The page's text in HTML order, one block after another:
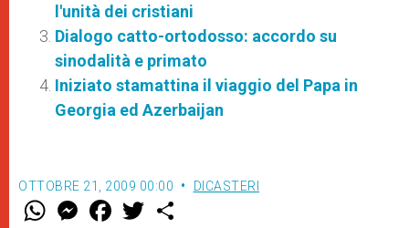
l'unità dei cristiani
Dialogo catto-ortodosso: accordo su
sinodalità e primato
Iniziato stamattina il viaggio del Papa in
Georgia ed Azerbaijan
OTTOBRE 21, 2009 00:00 DICASTERI
W M
e
F
a w